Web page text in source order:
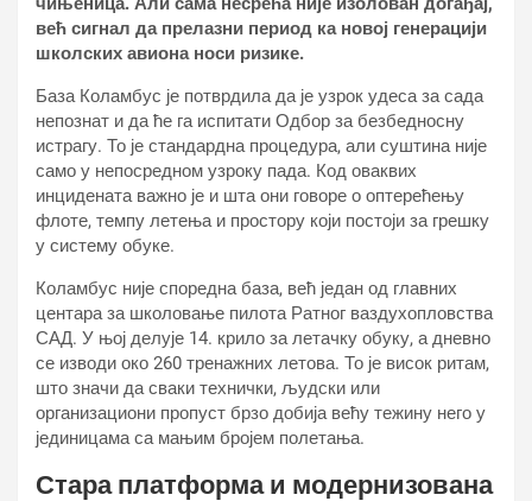
већ сигнал да прелазни период ка новој генерацији
школских авиона носи ризике.
База Коламбус је потврдила да је узрок удеса за сада
непознат и да ће га испитати Одбор за безбедносну
истрагу. То је стандардна процедура, али суштина није
само у непосредном узроку пада. Код оваквих
инцидената важно је и шта они говоре о оптерећењу
флоте, темпу летења и простору који постоји за грешку
у систему обуке.
Коламбус није споредна база, већ један од главних
центара за школовање пилота Ратног ваздухопловства
САД. У њој делује 14. крило за летачку обуку, а дневно
се изводи око 260 тренажних летова. То је висок ритам,
што значи да сваки технички, људски или
организациони пропуст брзо добија већу тежину него у
јединицама са мањим бројем полетања.
Стара платформа и модернизована